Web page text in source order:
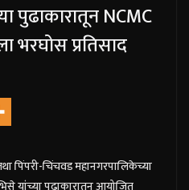
पुढाकारातून NCMC
भरघोस प्रतिसाद
पिंपरी-चिंचवड महानगरपालिकेच्या